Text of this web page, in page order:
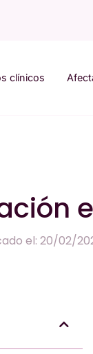
clínicos
el: 20/02/